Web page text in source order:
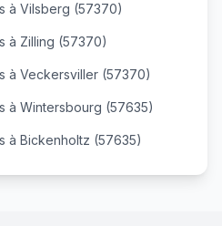
à Vilsberg (57370)
à Zilling (57370)
à Veckersviller (57370)
à Wintersbourg (57635)
à Bickenholtz (57635)